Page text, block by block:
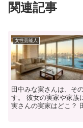
関連記事
女性芸能人
田中みな実さんは、そ
す。 彼女の実家や家族
実さんの実家はどこ？